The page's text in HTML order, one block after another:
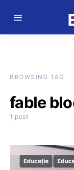
BROWSING TAG
fable
1 post
Educație